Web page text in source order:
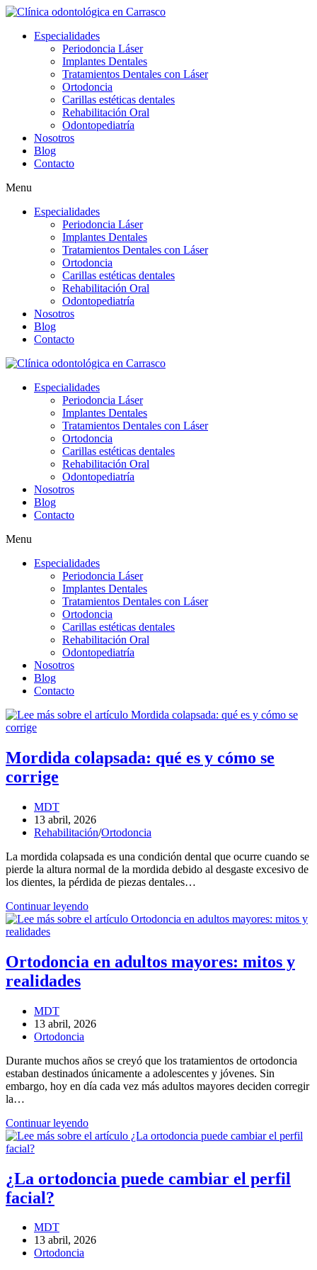
Ir
contenidoEspecialidades
Periodoncia Láser
Implantes Dentales
Tratamientos Dentales con Láser
Ortodoncia
Carillas estéticas dentales
Rehabilitación Oral
Odontopediatría
Nosotros
Blog
Contacto
Menu
Especialidades
Periodoncia Láser
Implantes Dentales
Tratamientos Dentales con Láser
Ortodoncia
Carillas estéticas dentales
Rehabilitación Oral
Odontopediatría
Nosotros
Blog
Contacto
Especialidades
Periodoncia Láser
Implantes Dentales
Tratamientos Dentales con Láser
Ortodoncia
Carillas estéticas dentales
Rehabilitación Oral
Odontopediatría
Nosotros
Blog
Contacto
Menu
Especialidades
Periodoncia Láser
Implantes Dentales
Tratamientos Dentales con Láser
Ortodoncia
Carillas estéticas dentales
Rehabilitación Oral
Odontopediatría
Nosotros
Blog
Contacto
Mordida colapsada: qué es y cómo se
corrige
Autor
de
la
MDT
Entrada
publicada:
13 abril, 2026
Categoría
la
entrada:
Rehabilitación/Ortodoncia
La mordida colapsada es una condición dental que ocurre cuando se
pierde la altura normal de la mordida debido al desgaste excesivo de
los dientes, la pérdida de piezas dentales…
Continuar leyendoMordida
colapsada:
cómo
Ortodoncia en adultos mayores: mitos y
realidades
Autor
de
la
MDT
Entrada
publicada:
13 abril, 2026
Categoría
la
entrada:
Ortodoncia
Durante muchos años se creyó que los tratamientos de ortodoncia
estaban destinados únicamente a adolescentes y jóvenes. Sin
embargo, hoy en día cada vez más adultos mayores deciden corregir
la…
Continuar leyendoOrtodoncia
en
mitos
y
¿La ortodoncia puede cambiar el perfil
facial?
Autor
de
la
MDT
Entrada
publicada:
13 abril, 2026
Categoría
Ortodoncia